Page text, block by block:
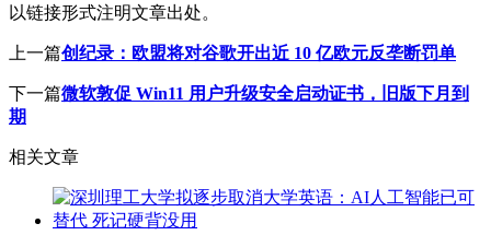
以链接形式注明文章出处。
上一篇创纪录：欧盟将对谷歌开出近 10 亿欧元反垄断罚单
下一篇微软敦促 Win11 用户升级安全启动证书，旧版下月到
期
相关文章